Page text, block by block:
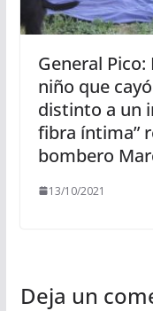
General
niño que
distinto a un
fibra íntima”
bombero
13/10/2021
Deja un